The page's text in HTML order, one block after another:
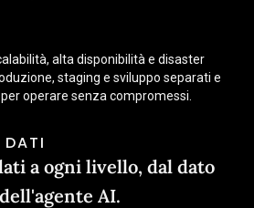
alta disponibilità e disaster
staging e sviluppo separati e
operare senza compromessi.
DATI
a ogni livello, dal dato
AI.